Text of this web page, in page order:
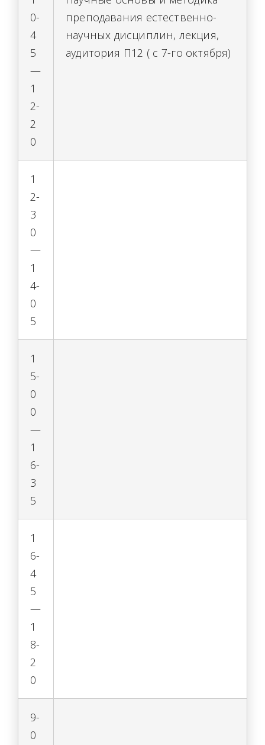
0-
4
5
—
1
2-
2
0
преподавания естественно-
научных дисциплин, лекция,
аудитория П12 ( с 7-го октября)
1
2-
3
0
—
1
4-
0
5
1
5-
0
0
—
1
6-
3
5
1
6-
4
5
—
1
8-
2
0
9-
0